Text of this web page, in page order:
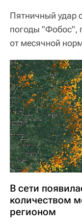
Пятничный удар
погоды "Фобос",
от месячной
В сети
количеством
регионом